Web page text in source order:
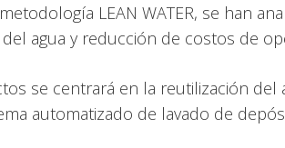
LEAN WATER, se han
agua y reducción de costos de
se centrará en la reutilización
automatizado de lavado de